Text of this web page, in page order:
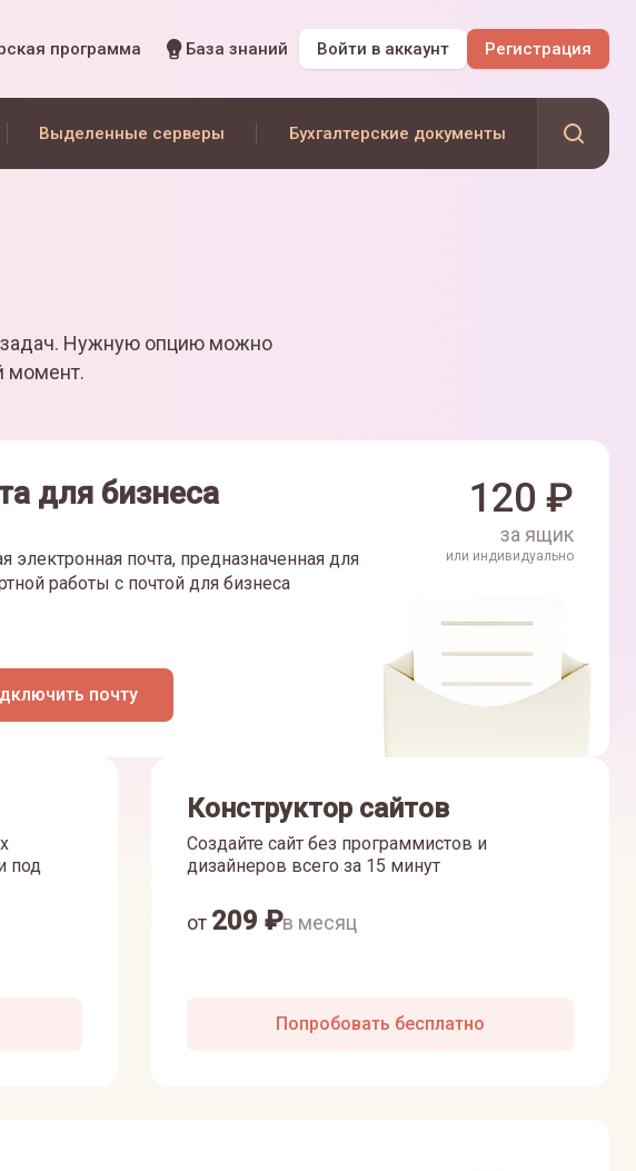
программа База знаний Войти в аккаунт Регистрация
Выделенные серверы Бухгалтерские документы
Нужную опцию можно
момент.
для бизнеса
электронная почта, предназначенная для
работы с почтой для бизнеса
почту
120 ₽
за ящик
или индивидуально
под
Конструктор сайтов
Создайте сайт без программистов и
дизайнеров всего за 15 минут
от 209 ₽в месяц
Попробовать бесплатно